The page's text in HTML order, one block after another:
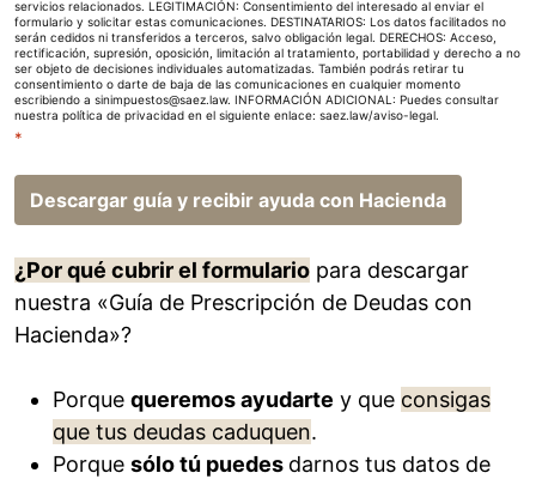
m
i
e
n
t
o
servicios relacionados. LEGITIMACIÓN: Consentimiento del interesado al enviar el
formulario y solicitar estas comunicaciones. DESTINATARIOS: Los datos facilitados no
serán cedidos ni transferidos a terceros, salvo obligación legal. DERECHOS: Acceso,
rectificación, supresión, oposición, limitación al tratamiento, portabilidad y derecho a no
ser objeto de decisiones individuales automatizadas. También podrás retirar tu
consentimiento o darte de baja de las comunicaciones en cualquier momento
escribiendo a sinimpuestos@saez.law. INFORMACIÓN ADICIONAL: Puedes consultar
nuestra política de privacidad en el siguiente enlace: saez.law/aviso-legal.
*
Descargar guía y recibir ayuda con Hacienda
¿Por qué cubrir el formulario para descargar
nuestra «Guía de Prescripción de Deudas con
Hacienda»?
Porque queremos ayudarte y que consigas
que tus deudas caduquen.
Porque sólo tú puedes darnos tus datos de